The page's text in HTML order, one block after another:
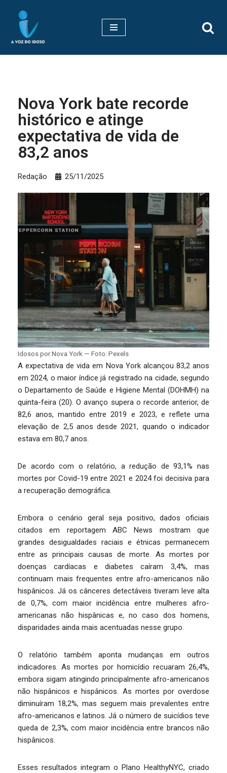
Pular
para
Nova York bate recorde
histórico e atinge
expectativa de vida de
83,2 anos
Redação 25/11/2025
Idosos por Nova York — Foto: Pexels
A expectativa de vida em Nova York alcançou 83,2 anos
em 2024, o maior índice já registrado na cidade, segundo
o Departamento de Saúde e Higiene Mental (DOHMH) na
quinta-feira (20). O avanço supera o recorde anterior, de
82,6 anos, mantido entre 2019 e 2023, e reflete uma
elevação de 2,5 anos desde 2021, quando o indicador
estava em 80,7 anos.
De acordo com o relatório, a redução de 93,1% nas
mortes por Covid-19 entre 2021 e 2024 foi decisiva para
a recuperação demográfica.
Embora o cenário geral seja positivo, dados oficiais
citados em reportagem ABC News mostram que
grandes desigualdades raciais e étnicas permanecem
entre as principais causas de morte. As mortes por
doenças cardíacas e diabetes caíram 3,4%, mas
continuam mais frequentes entre afro-americanos não
hispânicos. Já os cânceres detectáveis tiveram leve alta
de 0,7%, com maior incidência entre mulheres afro-
americanas não hispânicas e, no caso dos homens,
disparidades ainda mais acentuadas nesse grupo.
O relatório também aponta mudanças em outros
indicadores. As mortes por homicídio recuaram 26,4%,
embora sigam atingindo principalmente afro-americanos
não hispânicos e hispânicos. As mortes por overdose
diminuíram 18,2%, mas seguem mais prevalentes entre
afro-americanos e latinos. Já o número de suicídios teve
queda de 2,3%, com maior incidência entre brancos não
hispânicos.
Esses resultados integram o Plano HealthyNYC, criado